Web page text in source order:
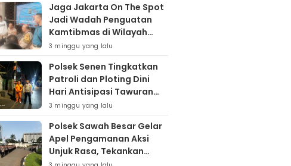
Jaga Jakarta On The Spot
Jadi Wadah Penguatan
Kamtibmas di Wilayah
Kampung Bali
3 minggu yang lalu
Polsek Senen Tingkatkan
Patroli dan Ploting Dini
Hari Antisipasi Tawuran
serta Gangguan
Kamtibmas
3 minggu yang lalu
Polsek Sawah Besar Gelar
Apel Pengamanan Aksi
Unjuk Rasa, Tekankan
Pelayanan Humanis dan